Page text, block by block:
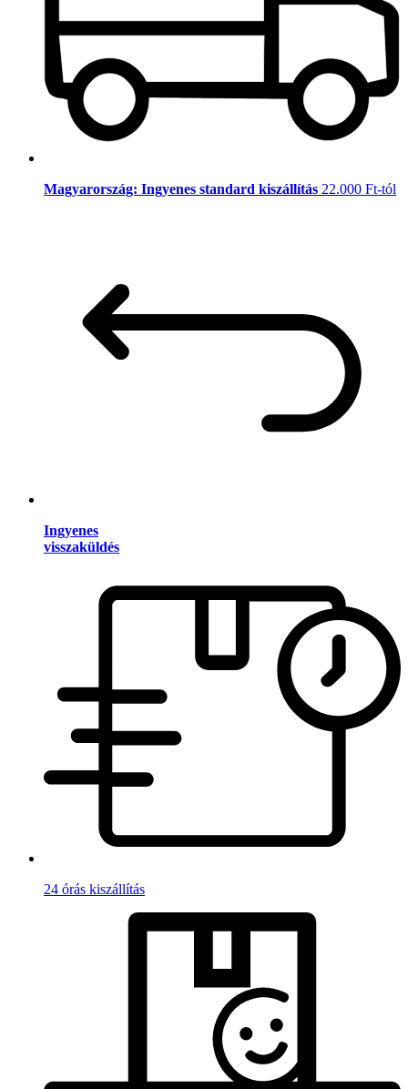
Magyarország: Ingyenes standard kiszállítás 22.000 Ft-tól
Ingyenes
visszaküldés
24 órás kiszállítás